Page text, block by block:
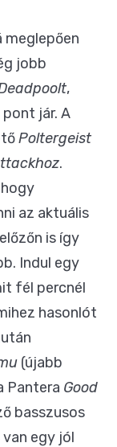
meglepően
jobb
,
jár. A
Poltergeist
.
az aktuális
is így
Indul egy
fél percnél
hasonlót
(újabb
Pantera Good
basszusos
egy jól